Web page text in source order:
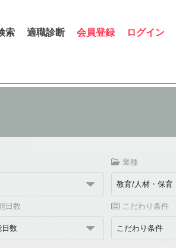
索 適職診断 会員登録 ログイン
業種
日数 こだわり条件